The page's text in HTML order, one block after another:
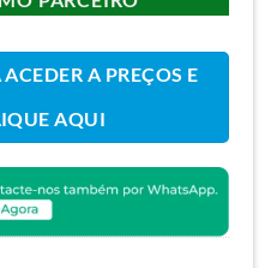
A PREÇOS E
AQUI